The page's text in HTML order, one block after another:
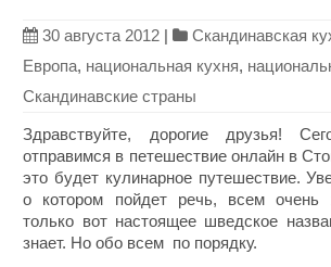
30 августа 2012 | Скандинавская
Европа, национальная кухня,
Скандинавские страны
Здравствуйте, дорогие друзья!
отправимся в петешествие онлайн в
это будет кулинарное путешествие.
о котором пойдет речь, всем очень
только вот настоящее шведское
знает. Но обо всем по порядку.